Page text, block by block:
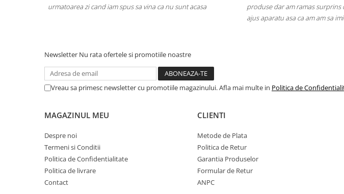
Ak [m2] – Suprafața liberă
NR [dB(A)] - Nivelul de zgomot fără atenuarea camerei
∆Pt [Pa] - Pierderea de presiune
Pentru mai multe dimensiuni, consultați Fișa tehnică (partea de jos a paginii).
urmatoarea zi cand iam spus sa vina ca nu sunt acasa
produse dar am ramas surprins de
ajus aparatu asa ca am am sa imi las
Newsletter Nu rata ofertele si promotiile noastre
Vreau sa primesc newsletter cu promotiile magazinului. Afla mai multe in Politica de
MAGAZINUL MEU
Despre noi
Termeni si Conditii
Politica de Confidentialitate
Politica de livrare
Contact
CLIENTI
Metode de Plata
Politica de Retur
Garantia Produselor
Formular de Retur
ANPC